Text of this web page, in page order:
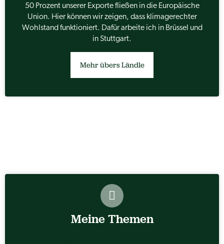
50 Prozent unserer Exporte fließen in die Europäische
Union. Hier können wir zeigen, dass klimagerechter
Wohlstand funktioniert. Dafür arbeite ich in Brüssel und
in Stuttgart.
Mehr übers Ländle
Meine Themen